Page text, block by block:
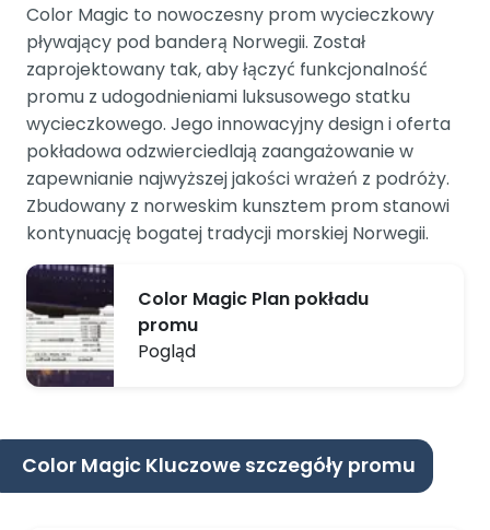
Color Magic to nowoczesny prom wycieczkowy
pływający pod banderą Norwegii. Został
zaprojektowany tak, aby łączyć funkcjonalność
promu z udogodnieniami luksusowego statku
wycieczkowego. Jego innowacyjny design i oferta
pokładowa odzwierciedlają zaangażowanie w
zapewnianie najwyższej jakości wrażeń z podróży.
Zbudowany z norweskim kunsztem prom stanowi
kontynuację bogatej tradycji morskiej Norwegii.
Color Magic Plan pokładu
promu
Pogląd
Color Magic Kluczowe szczegóły promu